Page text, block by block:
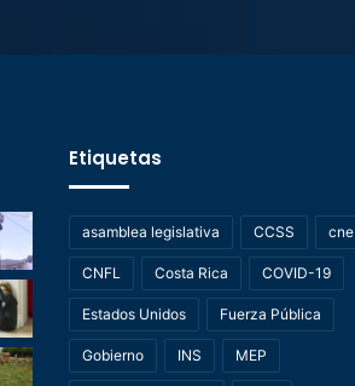
Etiquetas
asamblea legislativa CCSS cne
CNFL Costa Rica COVID-19
Estados Unidos Fuerza Pública
Gobierno INS MEP